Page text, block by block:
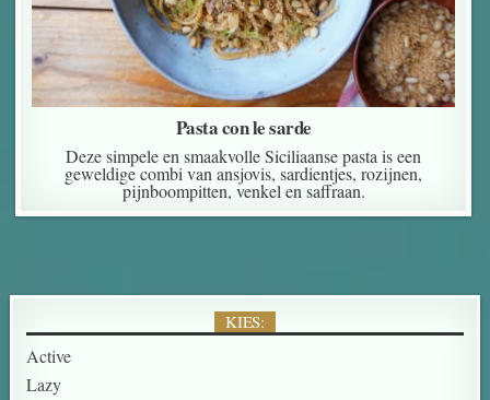
Pasta con le sarde
Deze simpele en smaakvolle Siciliaanse pasta is een
geweldige combi van ansjovis, sardientjes, rozijnen,
pijnboompitten, venkel en saffraan.
KIES:
Active
Lazy